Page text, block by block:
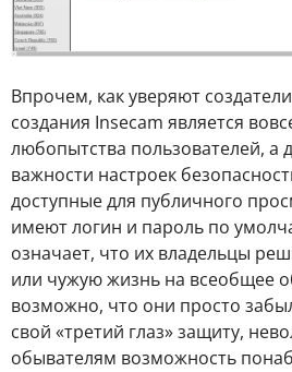
Впрочем, как уверяют
создания Insecam является
любопытства пользователей, а
важности настроек
доступные для публичного
имеют логин и пароль по
означает, что их владельцы
или чужую жизнь на всеобщее
возможно, что они просто
свой «третий глаз» защиту,
обывателям возможность